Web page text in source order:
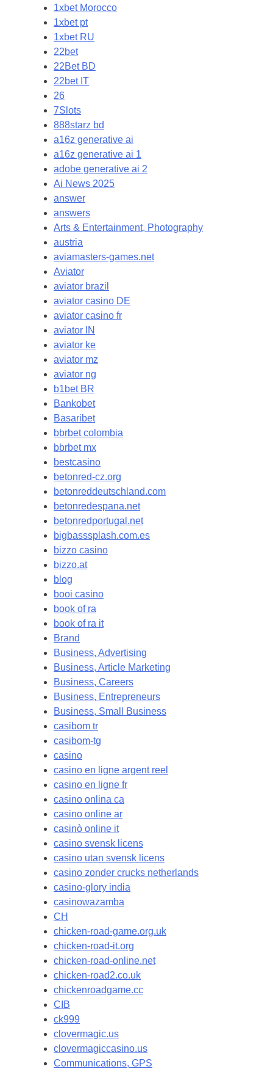
1xbet Morocco
1xbet pt
1xbet RU
22bet
22Bet BD
22bet IT
26
7Slots
888starz bd
a16z generative ai
a16z generative ai 1
adobe generative ai 2
Ai News 2025
answer
answers
Arts & Entertainment, Photography
austria
aviamasters-games.net
Aviator
aviator brazil
aviator casino DE
aviator casino fr
aviator IN
aviator ke
aviator mz
aviator ng
b1bet BR
Bankobet
Basaribet
bbrbet colombia
bbrbet mx
bestcasino
betonred-cz.org
betonreddeutschland.com
betonredespana.net
betonredportugal.net
bigbasssplash.com.es
bizzo casino
bizzo.at
blog
booi casino
book of ra
book of ra it
Brand
Business, Advertising
Business, Article Marketing
Business, Careers
Business, Entrepreneurs
Business, Small Business
casibom tr
casibom-tg
casino
casino en ligne argent reel
casino en ligne fr
casino onlina ca
casino online ar
casinò online it
casino svensk licens
casino utan svensk licens
casino zonder crucks netherlands
casino-glory india
casinowazamba
CH
chicken-road-game.org.uk
chicken-road-it.org
chicken-road-online.net
chicken-road2.co.uk
chickenroadgame.cc
CIB
ck999
clovermagic.us
clovermagiccasino.us
Communications, GPS